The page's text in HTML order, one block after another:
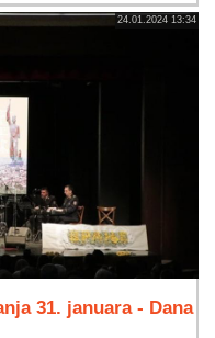
24.01.2024 13:34
31. januara - Dana